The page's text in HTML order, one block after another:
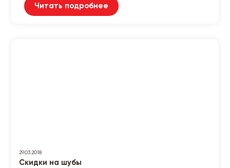
Читать подробнее
29.03.2018
Скидки на шубы